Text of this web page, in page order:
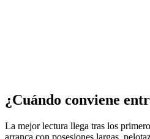
¿Cuándo conviene
La mejor lectura llega tras los